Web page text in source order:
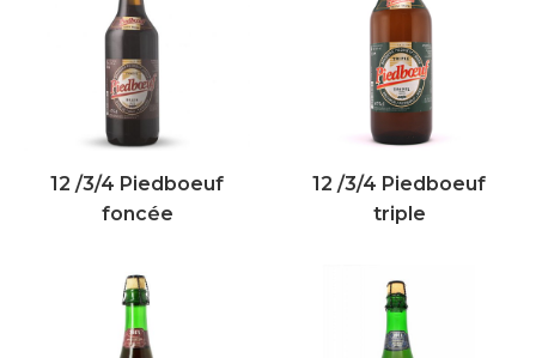
12 /3/4 Piedboeuf
foncée
12 /3/4 Piedboeuf
triple